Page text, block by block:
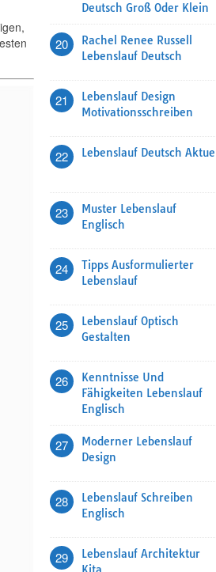
Deutsch Groß Oder Klein
20
Rachel Renee Russell
Lebenslauf Deutsch
21
Lebenslauf Design
Motivationsschreiben
22 Lebenslauf Deutsch Aktuell
23
Muster Lebenslauf
Englisch
24
Tipps Ausformulierter
Lebenslauf
25
Lebenslauf Optisch
Gestalten
26
Kenntnisse Und
Fähigkeiten Lebenslauf
Englisch
27
Moderner Lebenslauf
Design
28
Lebenslauf Schreiben
Englisch
29
Lebenslauf Architektur